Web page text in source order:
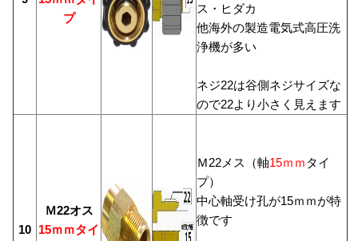
プ
ス・ヒダカ
他海外の製造電気式高圧洗
浄機が多い
ネジ22は谷側ネジサイズな
ので22より小さく見えます
10
Ｍ22オス
15ｍｍタイ
Ｍ22メス（軸15ｍｍ タイ
プ）
中心軸受け孔が15ｍｍが特
徴です